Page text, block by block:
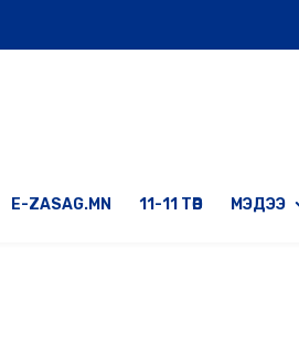
E-ZASAG.MN 11-11 ТӨВ МЭДЭЭ